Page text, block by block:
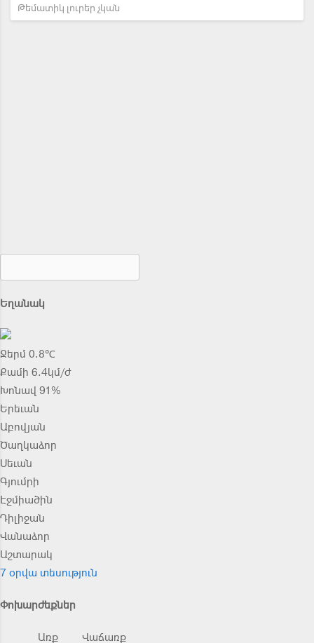
Թեմատիկ լուրեր չկան
Եղանակ
Ջերմ 0.8℃
Քամի 6.4կմ/ժ
Խոնավ 91%
Երեւան
Աբովյան
Ծաղկաձոր
Սեւան
Գյումրի
Էջմիածին
Դիլիջան
Վանաձոր
Աշտարակ
7 օրվա տեսություն
Փոխարժեքներ
Առք Վաճառք